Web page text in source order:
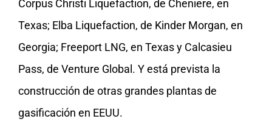
Corpus Christi Liquefaction, de Cheniere, en
Texas; Elba Liquefaction, de Kinder Morgan, en
Georgia; Freeport LNG, en Texas y Calcasieu
Pass, de Venture Global. Y está prevista la
construcción de otras grandes plantas de
gasificación en EEUU.